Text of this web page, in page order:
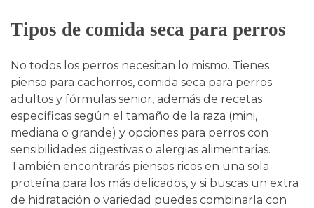
Tipos de comida seca para perros
No todos los perros necesitan lo mismo. Tienes
pienso para cachorros, comida seca para perros
adultos y fórmulas senior, además de recetas
específicas según el tamaño de la raza (mini,
mediana o grande) y opciones para perros con
sensibilidades digestivas o alergias alimentarias.
También encontrarás piensos ricos en una sola
proteína para los más delicados, y si buscas un extra
de hidratación o variedad puedes combinarla con